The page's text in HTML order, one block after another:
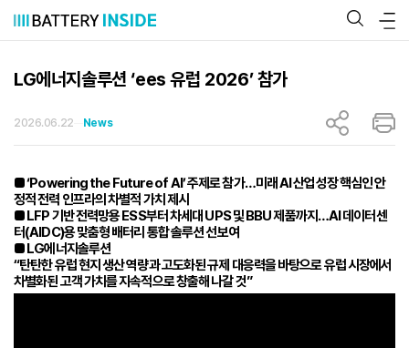
츠
LG에너지솔루션 ‘ees 유럽 2026’ 참가
2026.06.22 News
■ ‘Powering the Future of AI’ 주제로 참가…미래 AI 산업성장 핵심인 안
정적 전력 인프라의 차별적 가치 제시
■ LFP 기반 전력망용 ESS부터 차세대 UPS 및 BBU 제품까지…AI 데이터센
터(AIDC)용 맞춤형 배터리 통합 솔루션 선보여
■ LG에너지솔루션
“탄탄한 유럽 현지 생산 역량과 고도화된 규제 대응력을 바탕으로 유럽 시장에서
차별화된 고객 가치를 지속적으로 창출해 나갈 것”